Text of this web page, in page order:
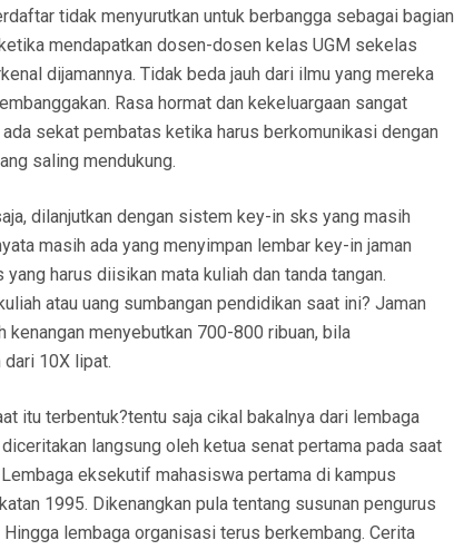
tidak menyurutkan untuk berbangga sebagai bagian
mendapatkan dosen-dosen kelas UGM sekelas
dijamannya. Tidak beda jauh dari ilmu yang mereka
Rasa hormat dan kekeluargaan sangat
sekat pembatas ketika harus berkomunikasi dengan
saling mendukung.
dilanjutkan dengan sistem key-in sks yang masih
masih ada yang menyimpan lembar key-in jaman
harus diisikan mata kuliah dan tanda tangan.
atau uang sumbangan pendidikan saat ini? Jaman
kenangan menyebutkan 700-800 ribuan, bila
10X lipat.
itu terbentuk?tentu saja cikal bakalnya dari lembaga
langsung oleh ketua senat pertama pada saat
eksekutif mahasiswa pertama di kampus
1995. Dikenangkan pula tentang susunan pengurus
lembaga organisasi terus berkembang. Cerita